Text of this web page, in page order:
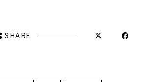
SHARE